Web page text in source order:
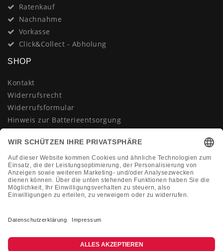
Ratenkauf
Nachnahme
Vorkasse
Click&Collect - Abholung
SHOP
Kontakt
Widerrufsrecht
Widerrufsformular
Hinweis zur Batterieentsorgung
AGB
Impressum
Vertrag widerrufen
KONTAKT
Montag-Freitag 10:00-18:00 Uhr
shop@dienadel.de